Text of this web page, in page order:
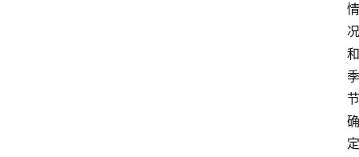
情
况
和
季
节
确
定